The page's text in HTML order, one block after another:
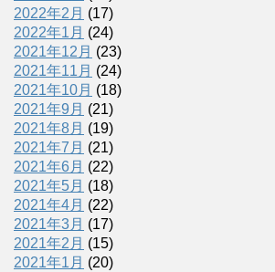
2022年2月 (17)
2022年1月 (24)
2021年12月 (23)
2021年11月 (24)
2021年10月 (18)
2021年9月 (21)
2021年8月 (19)
2021年7月 (21)
2021年6月 (22)
2021年5月 (18)
2021年4月 (22)
2021年3月 (17)
2021年2月 (15)
2021年1月 (20)